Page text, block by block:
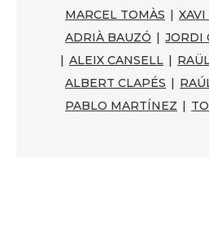
MARCEL TOMÀS |
ADRIÀ BAUZÓ | JORDI
| ALEIX CANSELL |
ALBERT CLAPÉS |
PABLO MARTÍNEZ |